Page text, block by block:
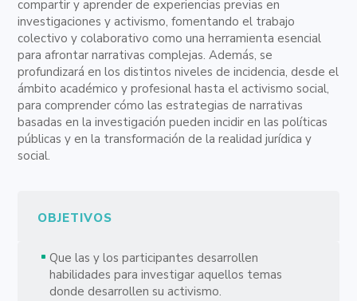
compartir y aprender de experiencias previas en
investigaciones y activismo, fomentando el trabajo
colectivo y colaborativo como una herramienta esencial
para afrontar narrativas complejas. Además, se
profundizará en los distintos niveles de incidencia, desde el
ámbito académico y profesional hasta el activismo social,
para comprender cómo las estrategias de narrativas
basadas en la investigación pueden incidir en las políticas
públicas y en la transformación de la realidad jurídica y
social.
OBJETIVOS
Que las y los participantes desarrollen
habilidades para investigar aquellos temas
donde desarrollen su activismo.